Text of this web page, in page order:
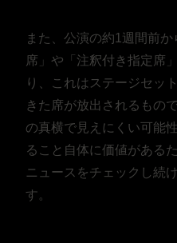
また、公演の約1週間前
席」や「注釈付き指定席
り、これはステージセッ
きた席が放出されるもの
の真横で見えにくい可能
ること自体に価値がある
ニュースをチェックし続
す。